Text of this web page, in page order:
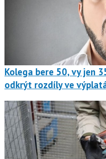
Kolega bere 50, vy jen
odkrýt rozdíly ve